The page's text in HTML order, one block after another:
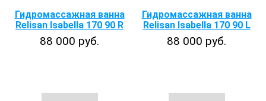
Гидромассажная ванна
Relisan Isabella 170 90 R
88 000 руб.
Гидромассажная ванна
Relisan Isabella 170 90 L
88 000 руб.